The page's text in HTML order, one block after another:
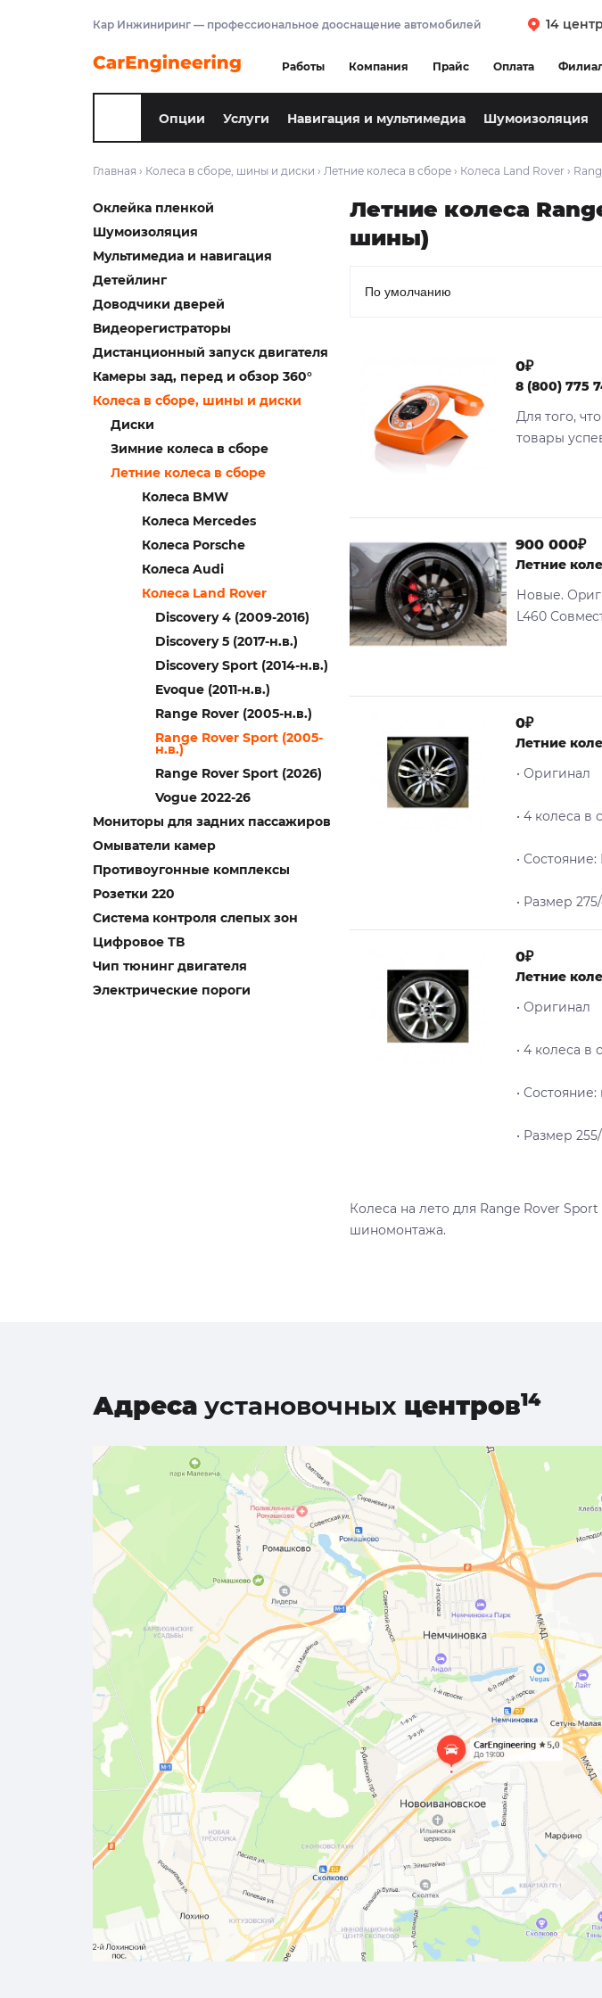
Кар Инжиниринг — профессиональное дооснащение автомобилей 14
Работы Компания Прайс Оплата
Опции Услуги Навигация и мультимедиа Шумоизоляция
Главная › Колеса в сборе, шины и диски › Летние колеса в сборе › Колеса Land Rover ›
Оклейка пленкой
Шумоизоляция
Мультимедиа и навигация
Детейлинг
Доводчики дверей
Видеорегистраторы
Дистанционный запуск двигателя
Камеры зад, перед и обзор 360°
Колеса в сборе, шины и диски
Диски
Зимние колеса в сборе
Летние колеса в сборе
Колеса BMW
Колеса Mercedes
Колеса Porsche
Колеса Audi
Колеса Land Rover
Discovery 4 (2009-2016)
Discovery 5 (2017-н.в.)
Discovery Sport (2014-н.в.)
Evoque (2011-н.в.)
Range Rover (2005-н.в.)
Range Rover Sport (2005-
н.в.)
Range Rover Sport (2026)
Voguе 2022-26
Мониторы для задних пассажиров
Омыватели камер
Противоугонные комплексы
Розетки 220
Система контроля слепых зон
Цифровое ТВ
Чип тюнинг двигателя
Электрические пороги
Летние колеса
шины)
0₽
8 (800) 775
Для того,
товары
900 000₽
Летние
Нoвые.
L460
0₽
Летние
• Оригинал
• 4 колеса в
•
• Размер 275/
0₽
Летние
• Оригинал
• 4 колеса в
•
• Размер
Колеса на лето для Range Rover
шиномонтажа.
Адреса установочных центров